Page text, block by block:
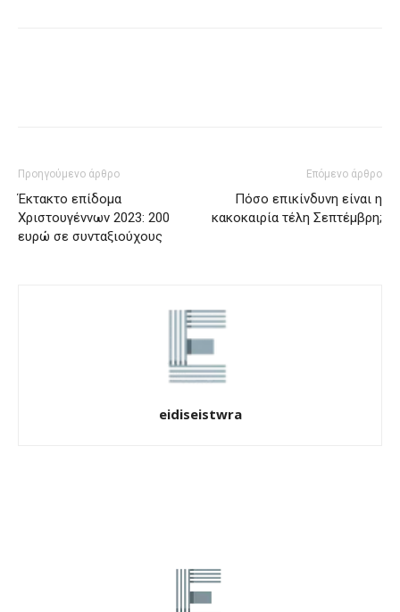
Προηγούμενο άρθρο
Έκτακτο επίδομα
Χριστουγέννων 2023: 200
ευρώ σε συνταξιούχους
Επόμενο άρθρο
Πόσο επικίνδυνη είναι η
κακοκαιρία τέλη Σεπτέμβρη;
eidiseistwra